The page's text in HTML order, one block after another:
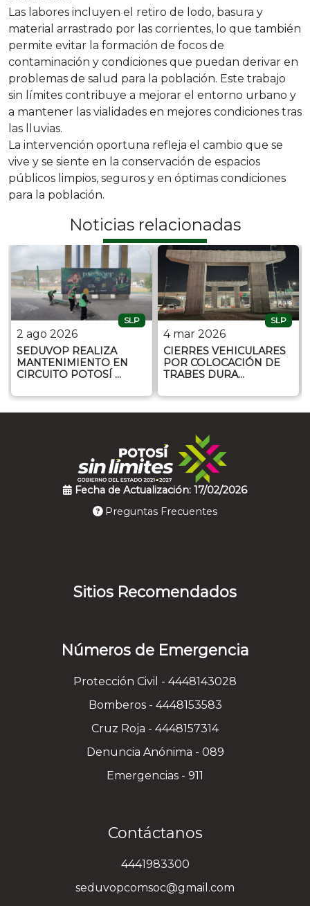
Las labores incluyen el retiro de lodo, basura y
material arrastrado por las corrientes, lo que también
permite evitar la formación de focos de
contaminación y condiciones que puedan derivar en
problemas de salud para la población. Este trabajo
sin límites contribuye a mejorar el entorno urbano y
a mantener las vialidades en mejores condiciones tras
las lluvias.
La intervención oportuna refleja el cambio que se
vive y se siente en la conservación de espacios
públicos limpios, seguros y en óptimas condiciones
para la población.
Noticias relacionadas
SLP
2 ago 2026
SEDUVOP REALIZA
MANTENIMIENTO EN
CIRCUITO POTOSÍ …
SLP
4 mar 2026
CIERRES VEHICULARES
POR COLOCACIÓN DE
TRABES DURA…
Fecha de Actualización: 17/02/2026
Preguntas Frecuentes
Sitios Recomendados
Números de Emergencia
Protección Civil - 4448143028
Bomberos - 4448153583
Cruz Roja - 4448157314
Denuncia Anónima - 089
Emergencias - 911
Contáctanos
4441983300
seduvopcomsoc@gmail.com